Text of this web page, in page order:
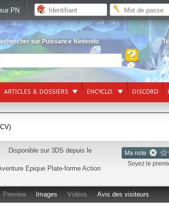
sur Puissance Nintendo
ARTICLES & DOSSIERS ENCYCLO. DISCORD
Ma note
Soyez le
Disponible sur 3DS depuis le
Epique Plate-forme Action
Preview Images Vidéos Avis des visiteurs
PN